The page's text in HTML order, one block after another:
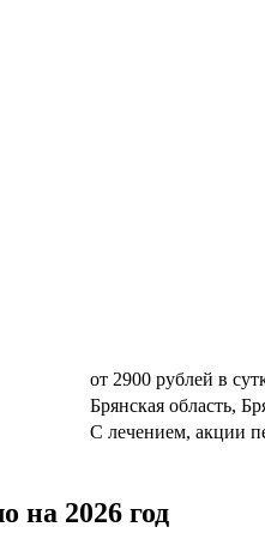
от 2900 рублей в
Брянская область,
С лечением, акции
на 2026 год